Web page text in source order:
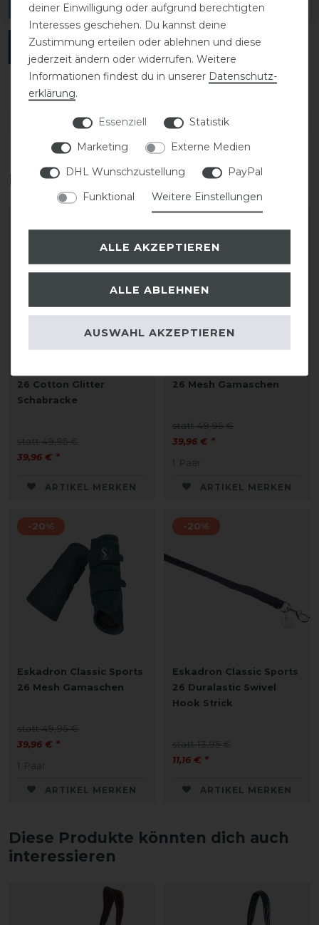
ANMELDEN
DETAILS ZUR PRODUKTSICHERHEIT
Das perfekte Zubehör für dich
26 Cotton Glitter
Schabracke
statt 49,95 €
39,96 € *
ARTIKEL MERKEN
26 Mesh Gamaschen
statt 49,95 €
39,96 € *
1 Paar
ARTIKEL MERKEN
-20%
Eskadron Classic Sports
26 Mesh Gamaschen
statt 49,95 €
39,96 € *
1 Paar
ARTIKEL MERKEN
-20%
Eskadron Classic Sports
26 Duralastic Swivel
Hook Strick
statt 13,95 €
11,16 € *
ARTIKEL MERKEN
Diese Produkte könnten dich auch
interessieren
deiner Einwilligung oder aufgrund berechtigten
Interesses geschehen. Du kannst deine
Zustimmung erteilen oder ablehnen und diese
jederzeit ändern oder widerrufen. Weitere
Informationen findest du in unserer Daten­schutz­
erklärung.
Essenziell
Statistik
Marketing
Externe Medien
DHL Wunschzustellung
PayPal
Funktional
Weitere Einstellungen
ALLE AKZEPTIEREN
ALLE ABLEHNEN
AUSWAHL AKZEPTIEREN